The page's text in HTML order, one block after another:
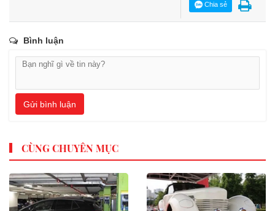
Chia sẻ
Bình luận
Gửi bình luận
CÙNG CHUYÊN MỤC